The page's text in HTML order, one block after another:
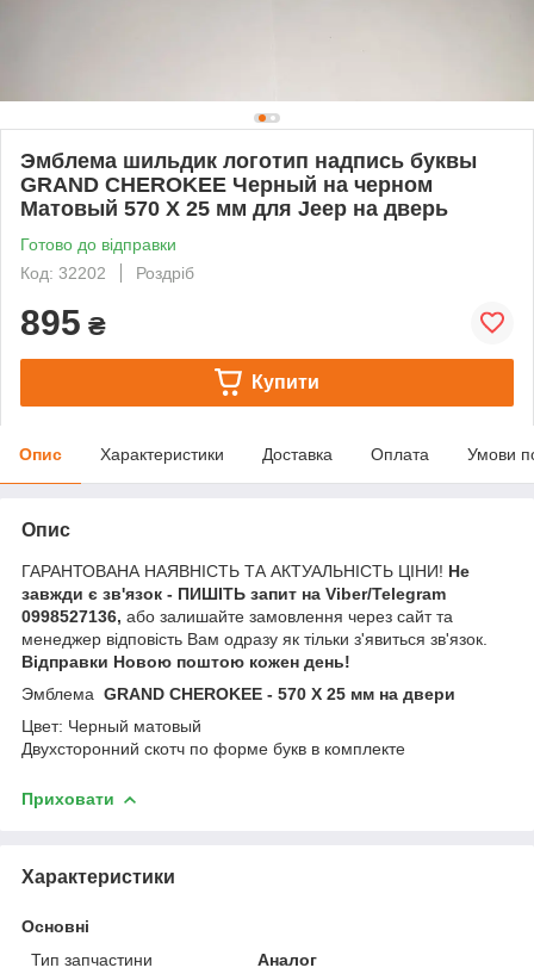
Эмблема шильдик логотип надпись буквы
GRAND CHEROKEE Черный на черном
Матовый 570 Х 25 мм для Jeep на дверь
Готово до відправки
Код: 32202
Роздріб
895 ₴
Купити
Опис Характеристики Доставка Оплата Умови
Опис
ГАРАНТОВАНА НАЯВНІСТЬ ТА АКТУАЛЬНІСТЬ ЦІНИ! Не
завжди є зв'язок - ПИШІТЬ запит на Viber/Telegram
0998527136, або залишайте замовлення через сайт та
менеджер відповість Вам одразу як тільки з'явиться зв'язок.
Відправки Новою поштою кожен день!
Эмблема GRAND CHEROKEE - 570 Х 25 мм на двери
Цвет: Черный матовый
Двухсторонний скотч по форме букв в комплекте
Приховати
Характеристики
Основні
Тип запчастини
Аналог